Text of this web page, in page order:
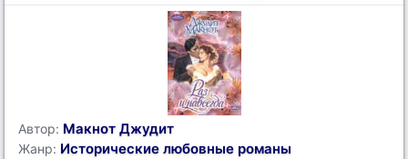
Автор: Макнот Джудит
Жанр: Исторические любовные романы